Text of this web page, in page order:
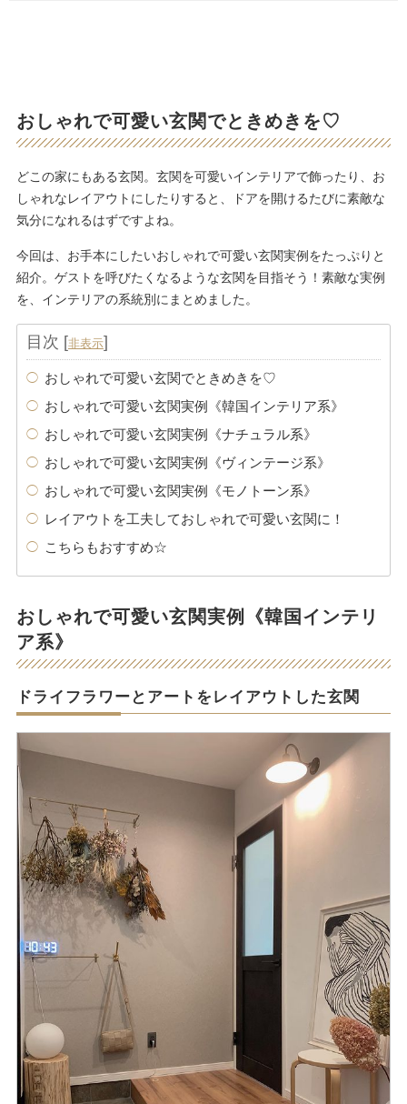
おしゃれで可愛い玄関でときめきを♡
どこの家にもある玄関。玄関を可愛いインテリアで飾ったり、お
しゃれなレイアウトにしたりすると、ドアを開けるたびに素敵な
気分になれるはずですよね。
今回は、お手本にしたいおしゃれで可愛い玄関実例をたっぷりと
紹介。ゲストを呼びたくなるような玄関を目指そう！素敵な実例
を、インテリアの系統別にまとめました。
目次 [非表示]
おしゃれで可愛い玄関でときめきを♡
おしゃれで可愛い玄関実例《韓国インテリア系》
おしゃれで可愛い玄関実例《ナチュラル系》
おしゃれで可愛い玄関実例《ヴィンテージ系》
おしゃれで可愛い玄関実例《モノトーン系》
レイアウトを工夫しておしゃれで可愛い玄関に！
こちらもおすすめ☆
おしゃれで可愛い玄関実例《韓国インテリ
ア系》
ドライフラワーとアートをレイアウトした玄関